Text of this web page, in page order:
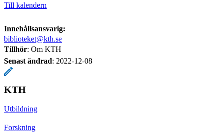
Till kalendern
Innehållsansvarig:
biblioteket@kth.se
Tillhör: Om KTH
Senast ändrad: 2022-12-08
KTH
Utbildning
Forskning